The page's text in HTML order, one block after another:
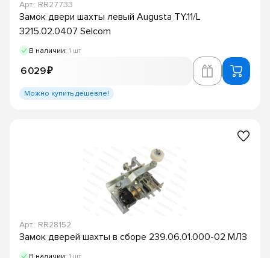
Арт.: RR27733
Замок двери шахты левый Augusta TY.11/L
3215.02.0407 Selcom
В наличии: 1 шт
6 029 ₽
Можно купить дешевле!
Арт.: RR28152
Замок дверей шахты в сборе 239.06.01.000-02 МЛЗ